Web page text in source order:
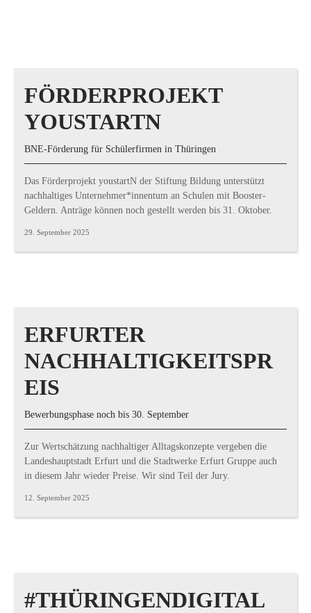
FÖRDERPROJEKT
YOUSTARTN
BNE-Förderung für Schülerfirmen in Thüringen
Das Förderprojekt youstartN der Stiftung Bildung unterstützt
nachhaltiges Unternehmer*innentum an Schulen mit Booster-
Geldern. Anträge können noch gestellt werden bis 31. Oktober.
29. September 2025
ERFURTER
NACHHALTIGKEITSPR
EIS
Bewerbungsphase noch bis 30. September
Zur Wertschätzung nachhaltiger Alltagskonzepte vergeben die
Landeshauptstadt Erfurt und die Stadtwerke Erfurt Gruppe auch
in diesem Jahr wieder Preise. Wir sind Teil der Jury.
12. September 2025
#THÜRINGENDIGITAL